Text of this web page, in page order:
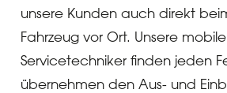
unsere Kunden auch direkt
Fahrzeug vor Ort. Unsere
Servicetechniker finden jeden
übernehmen den Aus- und